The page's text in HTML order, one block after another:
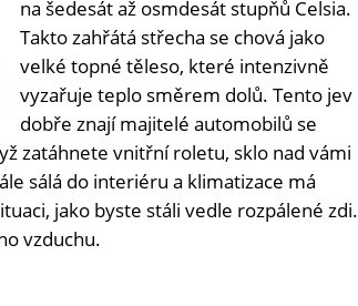
na šedesát až osmdesát stupňů Celsia.
Takto zahřátá střecha se chová jako
velké topné těleso, které intenzivně
vyzařuje teplo směrem dolů. Tento jev
dobře znají majitelé automobilů se
zatáhnete vnitřní roletu, sklo nad vámi
sálá do interiéru a klimatizace má
jako byste stáli vedle rozpálené zdi.
vzduchu.